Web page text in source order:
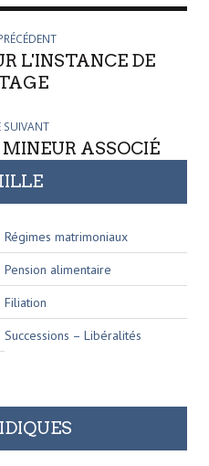
L'INSTANCE DE
SUIVANT
ASSOCIÉ
Régimes matrimoniaux
Pension alimentaire
Filiation
Successions – Libéralités